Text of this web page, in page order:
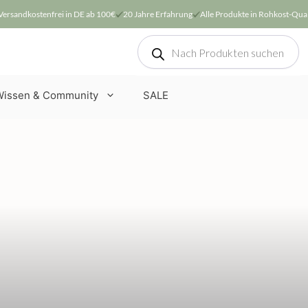
in DE ab 100€ 20 Jahre Erfahrung Alle Produkte in Rohkost-
Products
search
& Community SALE